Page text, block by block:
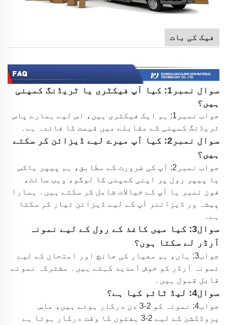
فیک کی بات
سوال نمبر1: کیا آپ فیکٹری یا ٹریڈنگ کمپنی
ہیں؟
جواب نمبر1: ہم ایک فیکٹری ہیں، اس لیے ہمارے پاس
ٹریڈنگ کمپنی کے مقابلے میں قیمت کا فائدہ ہے۔
سوال نمبر2: کیا آپ میرے لیے ڈیزائن کر سکتے
ہیں؟
جواب نمبر2: آپ کی ضرورت کے مطابق، ہم پیپر باکس
یا پیپر رول پر اپنی کمپنی کا لوگو، ویب سائٹ،
فون نمبر یا آپ کے خیالات شامل کر سکتے ہیں۔ ہمارا
پیشہ ور ڈیزائنر آپ کے لیے ڈیزائن تیار کر سکتا
ہے۔
سوال3: کیا میں کاغذ کے رول کے لیے نمونہ
آرڈر لے سکتا ہوں؟
جواب3: ہاں، ہم معیار کی جانچ اور امتحان کے لیے
نمونہ آرڈر کو خوش آمدید کہتے ہیں۔ مشترکہ نمونے
قابل قبول ہیں۔
سوال4: لیڈ ٹائم کیا ہے؟
جواب4: نمونہ کو 2-3 دن درکار ہوتے ہیں، ماس
پروڈکشن کے لیے 2-3 ہفتوں کا وقت درکار ہوتا ہے